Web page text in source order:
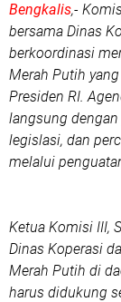
Bengkalis,-
bersama Dinas
berkoordinasi
Merah Putih
Presiden RI.
langsung
legislasi, dan
melalui
Ketua Komisi III,
Dinas Koperasi
Merah Putih di
harus didukung